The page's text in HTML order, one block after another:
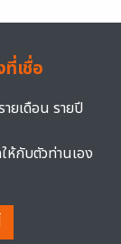
เชื่อ
ยเดือน รายปี
ห้กับตัวท่านเอง